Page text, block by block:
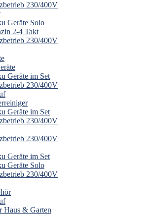
230/400V
Geräte Solo
2-4 Takt
230/400V
Geräte im Set
230/400V
Geräte im Set
230/400V
230/400V
Geräte im Set
Geräte Solo
230/400V
Haus & Garten